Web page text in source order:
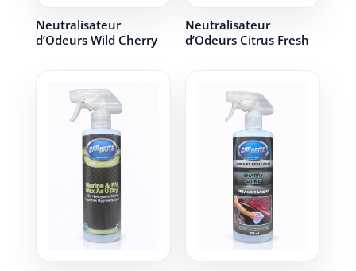
Neutralisateur
d’Odeurs Wild Cherry
Neutralisateur
d’Odeurs Citrus Fresh